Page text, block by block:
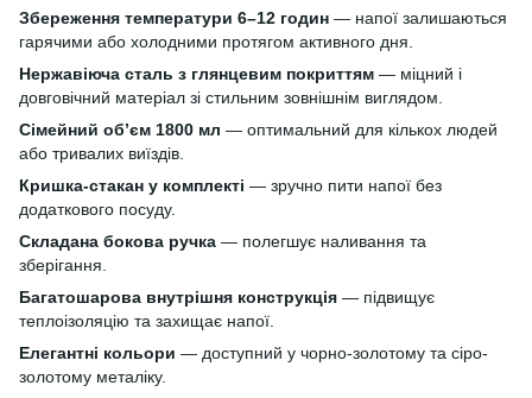
Збереження температури 6–12 годин — напої залишаються
гарячими або холодними протягом активного дня.
Нержавіюча сталь з глянцевим покриттям — міцний і
довговічний матеріал зі стильним зовнішнім виглядом.
Сімейний об’єм 1800 мл — оптимальний для кількох людей
або тривалих виїздів.
Кришка-стакан у комплекті — зручно пити напої без
додаткового посуду.
Складана бокова ручка — полегшує наливання та
зберігання.
Багатошарова внутрішня конструкція — підвищує
теплоізоляцію та захищає напої.
Елегантні кольори — доступний у чорно-золотому та сіро-
золотому металіку.